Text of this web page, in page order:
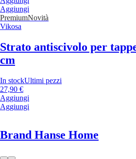
Aggiungi
PremiumNovità
Vikosa
Strato antiscivolo per
cm
In stockUltimi pezzi
27,90 €
Aggiungi
Aggiungi
Brand Hanse Home